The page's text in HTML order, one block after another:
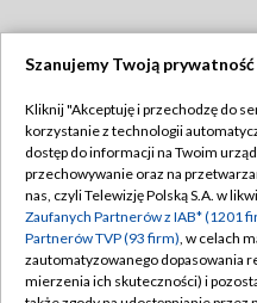
Abonament TVP
Emisja w TVP
Centrum informacji TVP
Naziemna Telewizja
Szanujemy Twoją prywatność
Kliknij "Akceptuję i przechodzę do
korzystanie z technologii
dostęp do informacji na Twoim
przechowywanie oraz na
nas, czyli Telewizję Polską S.A. w
Zaufanych Partnerów z IAB* (1201
Partnerów TVP (93 firm), w celach
zautomatyzowanego dopasowania
mierzenia ich skuteczności) i